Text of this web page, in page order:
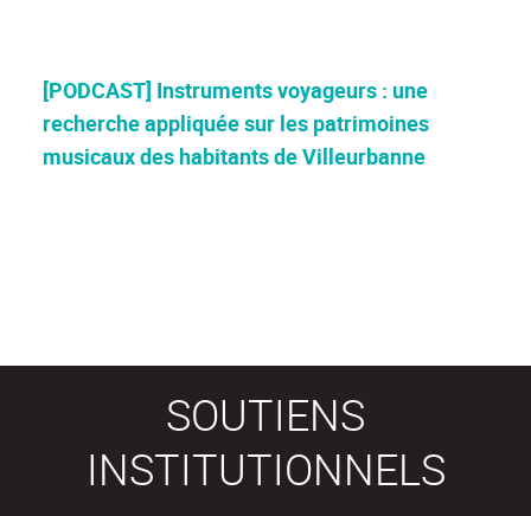
[PODCAST] Instruments voyageurs : une
recherche appliquée sur les patrimoines
musicaux des habitants de Villeurbanne
SOUTIENS
INSTITUTIONNELS